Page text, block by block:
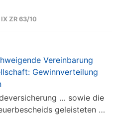
IX ZR 63/10
Vereinbarung
Gewinnverteilung
… sowie die
geleisteten …